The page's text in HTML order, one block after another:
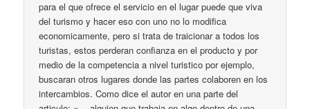
para el que ofrece el servicio en el lugar puede que viva
del turismo y hacer eso con uno no lo modifica
economicamente, pero si trata de traicionar a todos los
turistas, estos perderan confianza en el producto y por
medio de la competencia a nivel turistico por ejemplo,
buscaran otros lugares donde las partes colaboren en los
intercambios. Como dice el autor en una parte del